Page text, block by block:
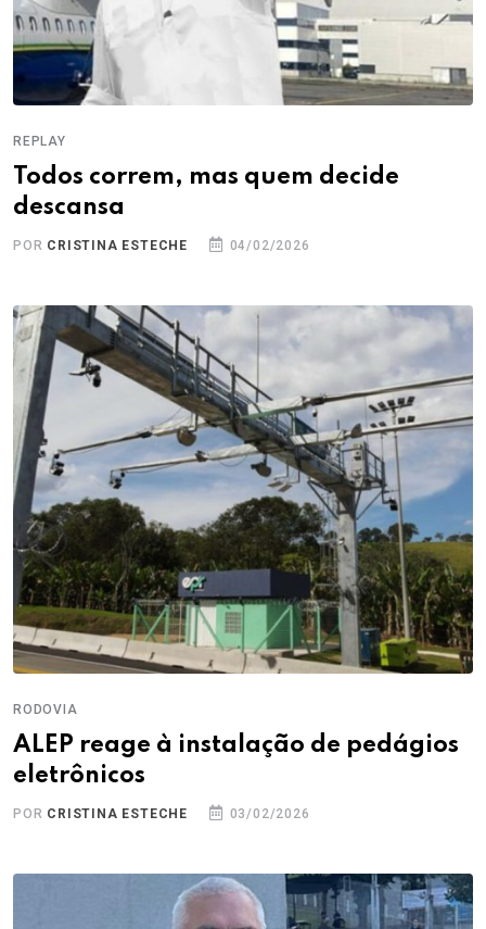
REPLAY
Todos correm, mas quem decide
descansa
POR CRISTINA ESTECHE 04/02/2026
RODOVIA
ALEP reage à instalação de pedágios
eletrônicos
POR CRISTINA ESTECHE 03/02/2026